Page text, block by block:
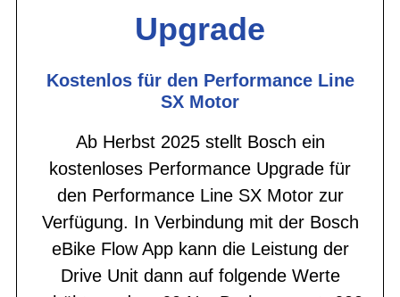
Upgrade
Kostenlos für den Performance Line
SX Motor
Ab Herbst 2025 stellt Bosch ein
kostenloses Performance Upgrade für
den Performance Line SX Motor zur
Verfügung. In Verbindung mit der Bosch
eBike Flow App kann die Leistung der
Drive Unit dann auf folgende Werte